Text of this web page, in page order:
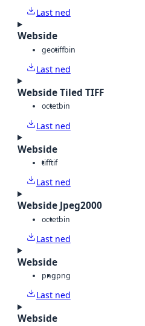
Last ned
Webside
geotiffbin
Last ned
Webside Tiled TIFF
octetbin
Last ned
Webside
tifftif
Last ned
Webside Jpeg2000
octetbin
Last ned
Webside
pngpng
Last ned
Webside